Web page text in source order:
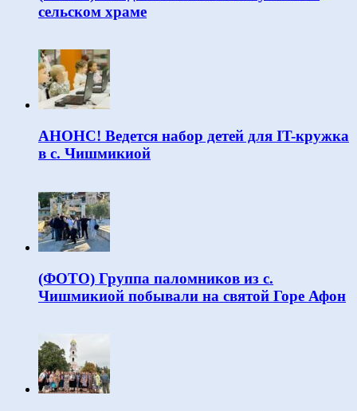
сельском храме
АНОНС! Ведется набор детей для IT-кружка
в с. Чишмикиой
(ФОТО) Группа паломников из с.
Чишмикиой побывали на святой Горе Афон